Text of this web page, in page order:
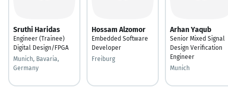
Sruthi Haridas
Engineer (Trainee)
Digital Design/FPGA
Munich, Bavaria,
Germany
Hossam Alzomor
Embedded Software
Developer
Freiburg
Arhan Yaqub
Senior Mixed Signal
Design Verification
Engineer
Munich